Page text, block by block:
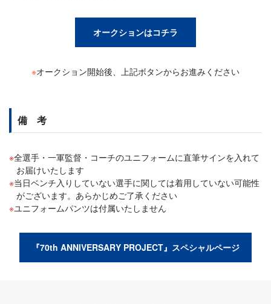
オークションはコチラ
※オークション開始後、上記ボタンからお進みください
備 考
全選手・一軍監督・コーチのユニフォームに直筆サインを入れて
お届けいたします
当日ベンチ入りしていない選手に関しては着用していない可能性
がございます。あらかじめご了承ください
ユニフォームパンツは付属いたしません
『70th ANNIVERSARY PROJECT』スペシャルページ